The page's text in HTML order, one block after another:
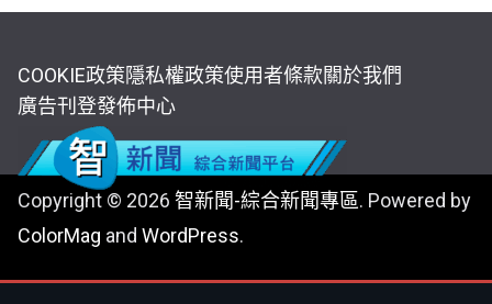
COOKIE政策隱私權政策使用者條款關於我們
廣告刊登發佈中心
Copyright © 2026 智新聞-綜合新聞專區. Powered by
ColorMag and WordPress.